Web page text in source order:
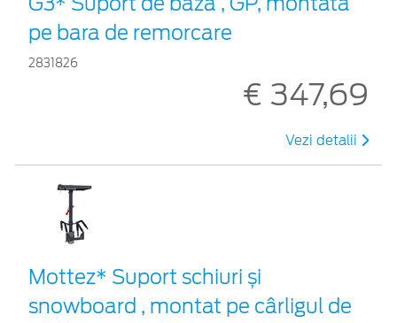
pe bara de remorcare
2831826
€ 347,69
Vezi detalii
Mottez* Suport schiuri și
snowboard , montat pe cârligul de